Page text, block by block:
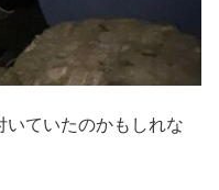
いていたのかもしれな